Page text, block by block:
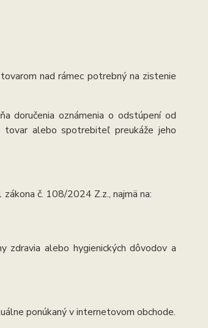
nad rámec potrebný na zistenie
doručenia oznámenia o odstúpení od
alebo spotrebiteľ preukáže jeho
č. 108/2024 Z.z., najmä na:
alebo hygienických dôvodov a
ponúkaný v internetovom obchode.